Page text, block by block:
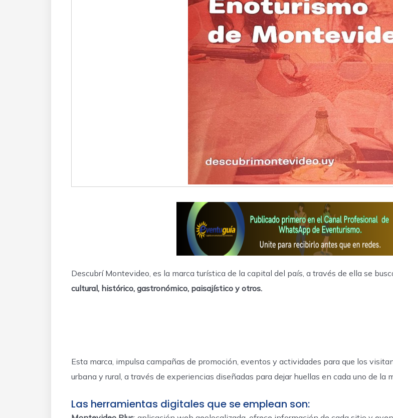
Descubrí Montevideo, es la marca turística de la capital del país, a través de ella se
cultural, histórico, gastronómico, paisajístico y otros.
Esta marca, impulsa campañas de promoción, eventos y actividades para que los
urbana y rural, a través de experiencias diseñadas para dejar huellas en cada uno de la
Las herramientas digitales que se emplean son: